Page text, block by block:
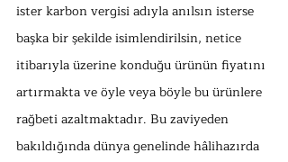
ister karbon vergisi adıyla anılsın isterse
başka bir şekilde isimlendirilsin, netice
itibarıyla üzerine konduğu ürünün fiyatını
artırmakta ve öyle veya böyle bu ürünlere
rağbeti azaltmaktadır. Bu zaviyeden
bakıldığında dünya genelinde hâlihazırda